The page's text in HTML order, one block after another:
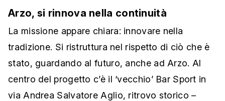
Arzo, si rinnova nella continuità
La missione appare chiara: innovare nella
tradizione. Si ristruttura nel rispetto di ciò che è
stato, guardando al futuro, anche ad Arzo. Al
centro del progetto c’è il ‘vecchio’ Bar Sport in
via Andrea Salvatore Aglio, ritrovo storico –